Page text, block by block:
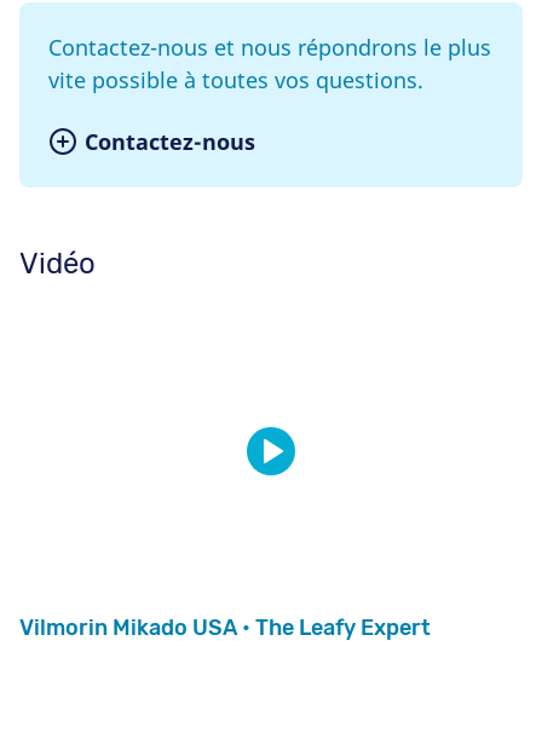
Contactez-nous et nous répondrons le plus
vite possible à toutes vos questions.
Contactez-nous
Vidéo
Vilmorin Mikado USA • The Leafy Expert